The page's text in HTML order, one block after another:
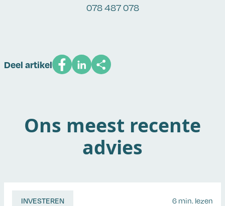
078 487 078
Deel artikel
Ons meest recente
advies
INVESTEREN 6 min. lezen